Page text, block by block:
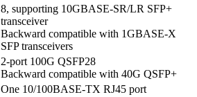
8, supporting 10GBASE-SR/LR SFP+
transceiver
Backward compatible with 1GBASE-X
SFP transceivers
2-port 100G QSFP28
Backward compatible with 40G QSFP+
One 10/100BASE-TX RJ45 port